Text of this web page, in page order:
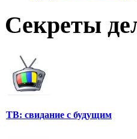
Секреты
ТВ: свидание с будущим